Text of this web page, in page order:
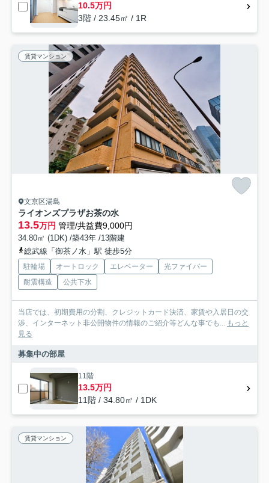
10.5万円
3階 / 23.45㎡ / 1R
賃貸マンション
文京区湯島
ライオンズプラザお茶の水
13.5万円 管理/共益費9,000円
34.80㎡ (1DK) /築43年 /13階建
総武線「御茶ノ水」駅 徒歩5分
駐輪場 オートロック エレベーター
光ファイバー
耐震構造
公共下水
当店では、初期費用の分割、クレジットカード決済、家賃や入居日の交
渉、インターネット非公開物件の情報のご紹介等どんな事でも... もっと
見る
募集中の部屋
11階
13.5万円
11階 / 34.80㎡ / 1DK
賃貸マンション